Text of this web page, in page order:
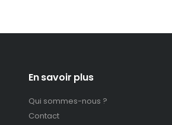
En savoir plus
Qui sommes-nous ?
Contact